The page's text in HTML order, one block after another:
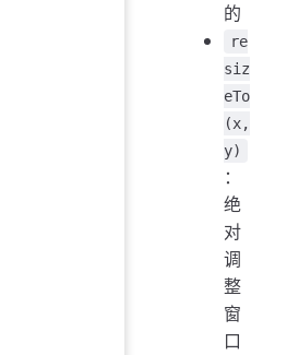
的
re
siz
eTo
(x,
y)
：
绝
对
调
整
窗
口